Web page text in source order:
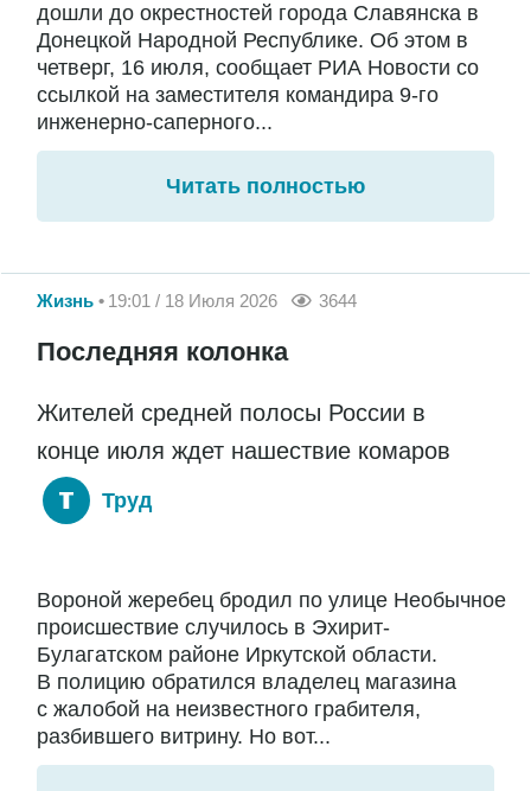
дошли до окрестностей города Славянска в
Донецкой Народной Республике. Об этом в
четверг, 16 июля, сообщает РИА Новости со
ссылкой на заместителя командира 9-го
инженерно-саперного...
Читать полностью
Жизнь 19:01 / 18 Июля 2026 3644
Последняя колонка
Жителей средней полосы России в
конце июля ждет нашествие комаров
Труд
Вороной жеребец бродил по улице Необычное
происшествие случилось в Эхирит-
Булагатском районе Иркутской области.
В полицию обратился владелец магазина
с жалобой на неизвестного грабителя,
разбившего витрину. Но вот...